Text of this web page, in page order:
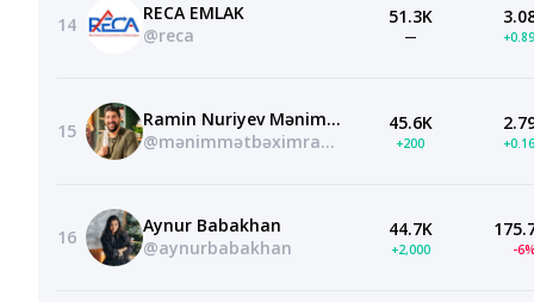
14
RECA EMLAK
@reca
51.3K
—
15
Ramin Nuriyev Mənim Mətbəxim
@mənimmətbəximraminchef
45.6K
+200
16
Aynur Babakhan
@aynurbabakhan
44.7K
+2,000 -